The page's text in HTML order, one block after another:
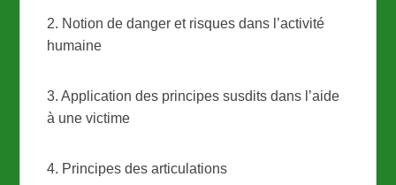
2. Notion de danger et risques dans l’activité
humaine
3. Application des principes susdits dans l’aide
à une victime
4. Principes des articulations